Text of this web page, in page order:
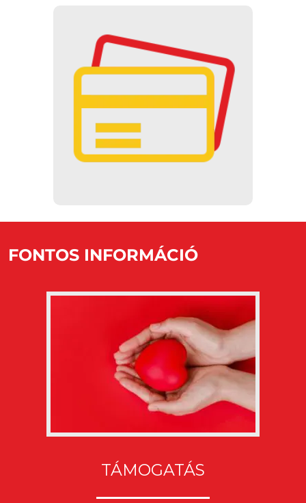
KÉSZPÉNZMENTES
Múzeumunk törekszik a
készpénzmentességre, így az
automatáknál csak bankkártyás, a
pénztárban SZÉP kártyás fizetés
lehetséges.
FONTOS INFORMÁCIÓ
TÁMOGATÁS